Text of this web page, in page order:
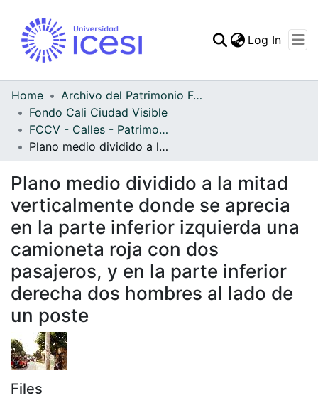
Log In
Home
Archivo del Patrimonio Fotográfico y Fílmico del Valle del Cauca
Fondo Cali Ciudad Visible
FCCV - Calles - Patrimonial
Plano medio dividido a la mitad verticalmente donde se aprecia en la parte inferior izquierda una camioneta roja con dos pasajeros, y en la parte inferior derecha dos hombres al lado de un poste
Plano medio dividido a la mitad
verticalmente donde se aprecia
en la parte inferior izquierda una
camioneta roja con dos
pasajeros, y en la parte inferior
derecha dos hombres al lado de
un poste
Files